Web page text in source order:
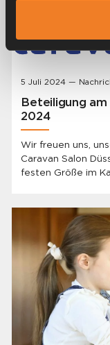
5 Juli 2024 —
Beteiligung
2024
Wir freuen uns,
Caravan Salon
festen Größe im